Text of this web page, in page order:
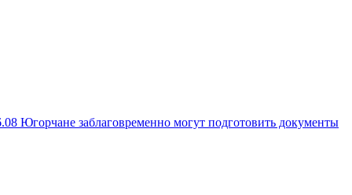
Югорчане заблаговременно могут подготовить документы